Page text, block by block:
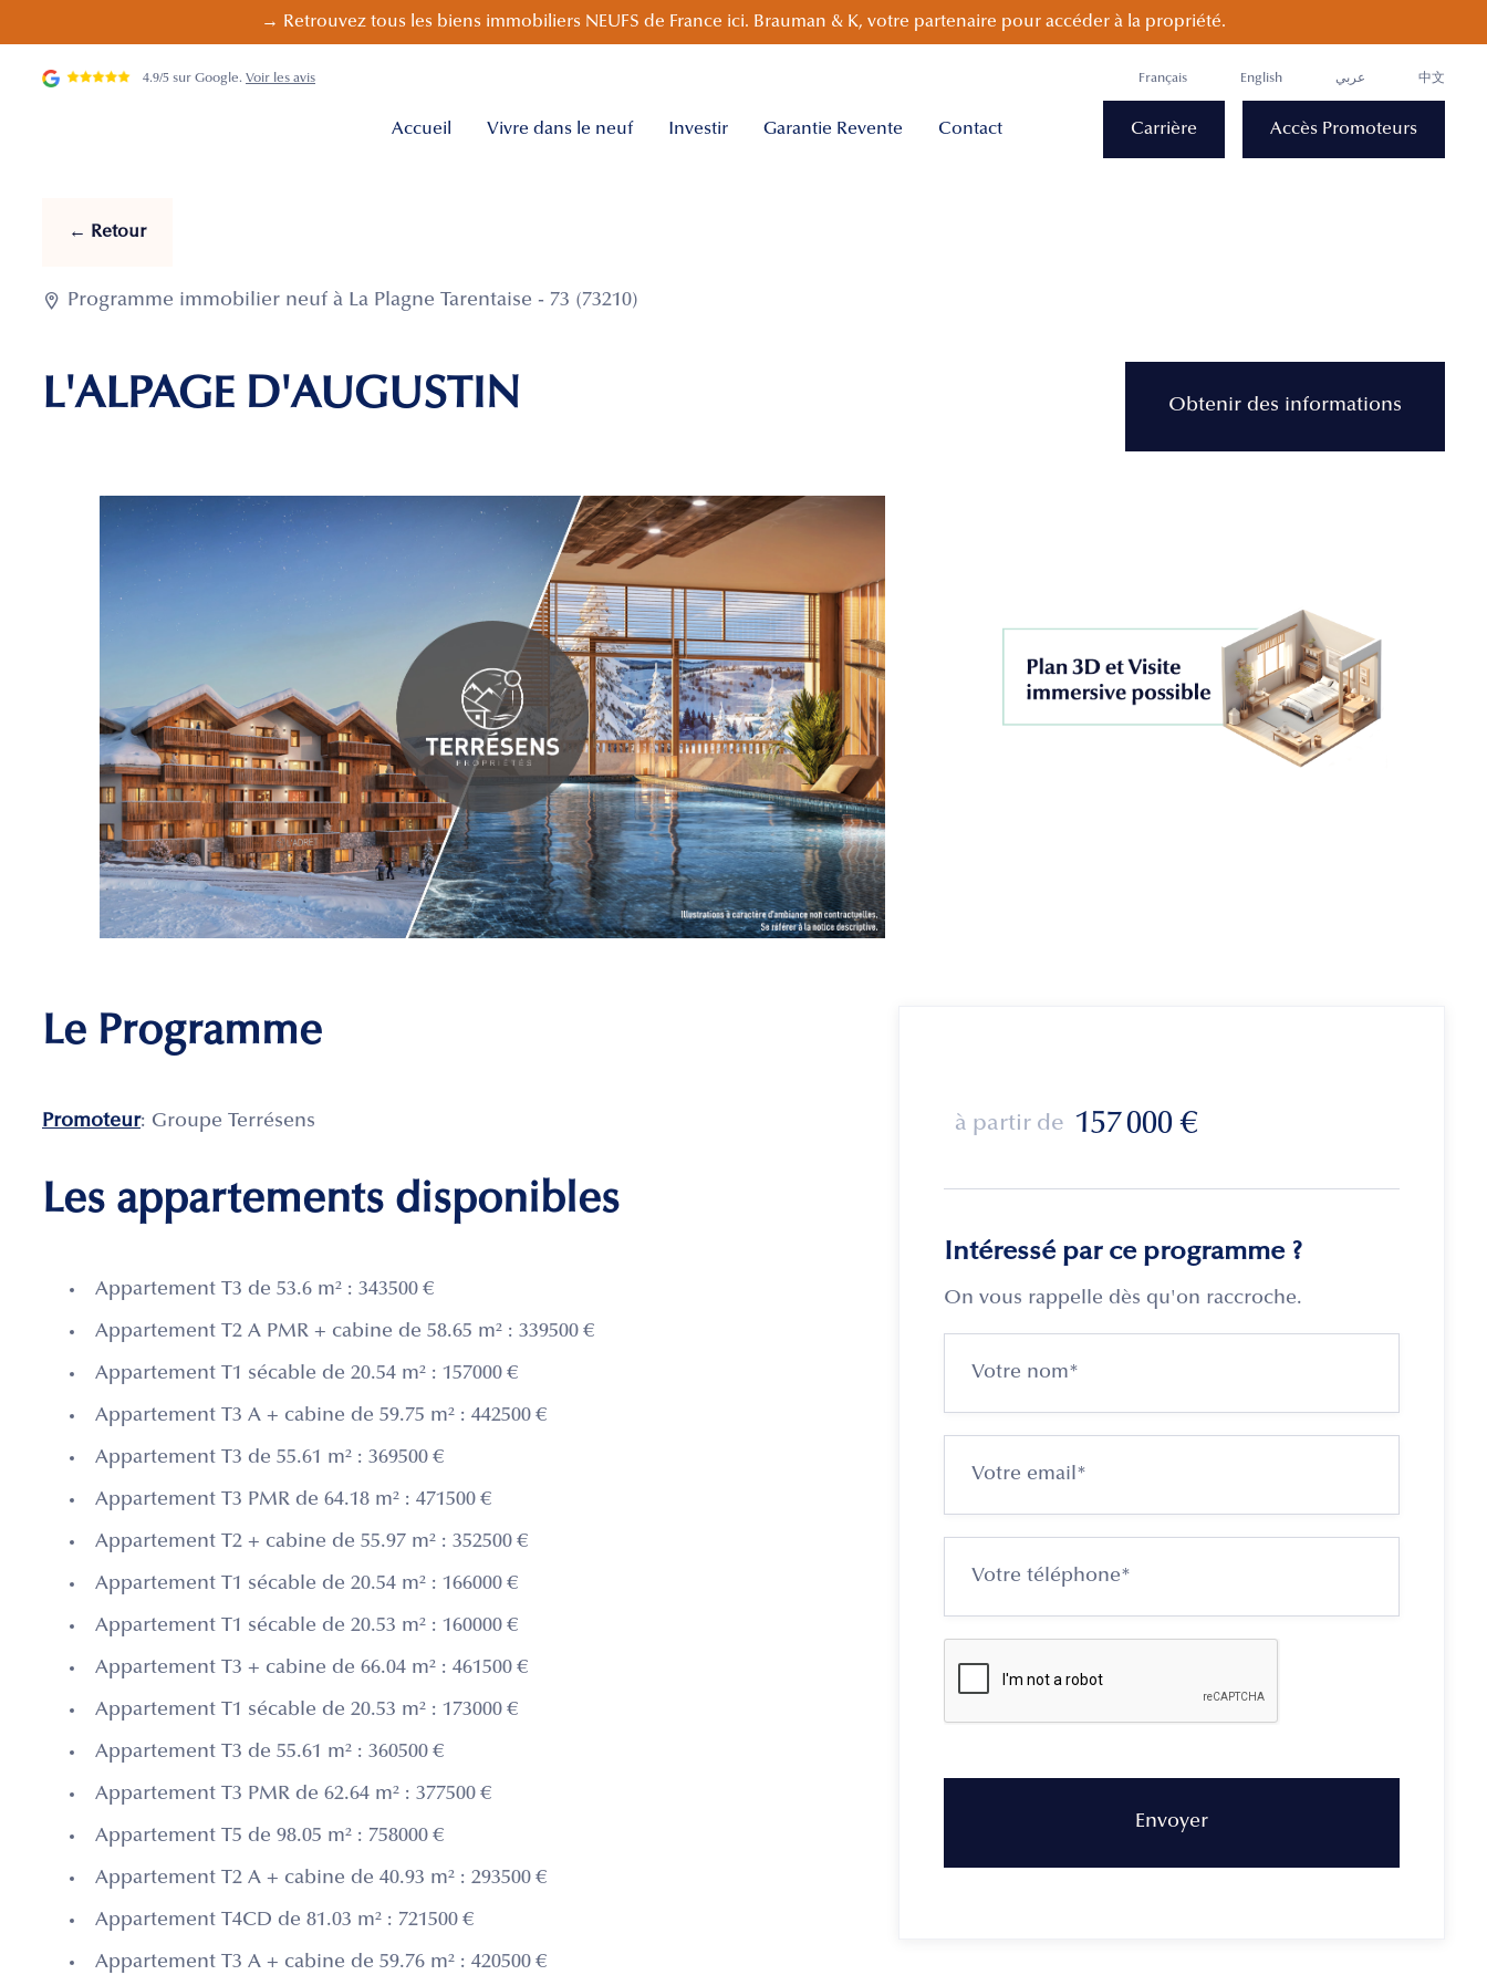
→ Retrouvez tous les biens immobiliers NEUFS de France ici. Brauman & K, votre partenaire pour accéder à la propriété.
4.9/5 sur Google. Voir les avis Français English عربي 中文
Accueil Vivre dans le neuf Investir Garantie Revente Contact Carrière Accès Promoteurs
← Retour
 Programme immobilier neuf à La Plagne Tarentaise - 73 (73210)
L'ALPAGE D'AUGUSTIN Obtenir des informations
Le Programme
Promoteur: Groupe Terrésens
Les appartements disponibles
Appartement T3 de 53.6 m² : 343500 €
Appartement T2 A PMR + cabine de 58.65 m² : 339500 €
Appartement T1 sécable de 20.54 m² : 157000 €
Appartement T3 A + cabine de 59.75 m² : 442500 €
Appartement T3 de 55.61 m² : 369500 €
Appartement T3 PMR de 64.18 m² : 471500 €
Appartement T2 + cabine de 55.97 m² : 352500 €
Appartement T1 sécable de 20.54 m² : 166000 €
Appartement T1 sécable de 20.53 m² : 160000 €
Appartement T3 + cabine de 66.04 m² : 461500 €
Appartement T1 sécable de 20.53 m² : 173000 €
Appartement T3 de 55.61 m² : 360500 €
Appartement T3 PMR de 62.64 m² : 377500 €
Appartement T5 de 98.05 m² : 758000 €
Appartement T2 A + cabine de 40.93 m² : 293500 €
Appartement T4CD de 81.03 m² : 721500 €
Appartement T3 A + cabine de 59.76 m² : 420500 €
à partir de 157 000 €
Intéressé par ce programme ?
On vous rappelle dès qu'on raccroche.